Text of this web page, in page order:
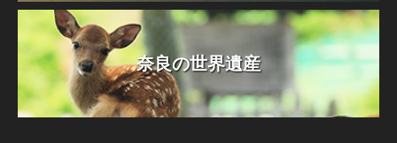
奈良の世界遺産